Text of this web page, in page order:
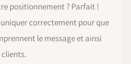
positionnement ? Parfait !
correctement pour que
le message et ainsi